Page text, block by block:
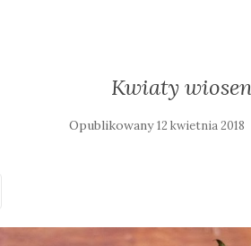
Kwiaty
Opublikowany12 kwietnia 2018